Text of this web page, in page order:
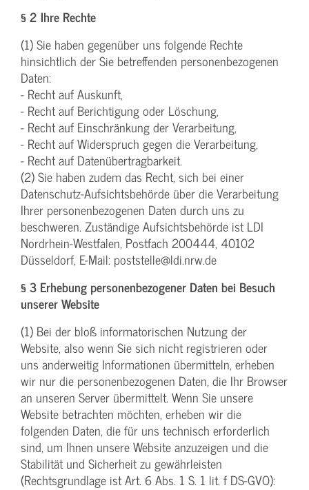
§ 2 Ihre Rechte
(1) Sie haben gegenüber uns folgende Rechte
hinsichtlich der Sie betreffenden personenbezogenen
Daten:
- Recht auf Auskunft,
- Recht auf Berichtigung oder Löschung,
- Recht auf Einschränkung der Verarbeitung,
- Recht auf Widerspruch gegen die Verarbeitung,
- Recht auf Datenübertragbarkeit.
(2) Sie haben zudem das Recht, sich bei einer
Datenschutz-Aufsichtsbehörde über die Verarbeitung
Ihrer personenbezogenen Daten durch uns zu
beschweren. Zuständige Aufsichtsbehörde ist LDI
Nordrhein-Westfalen, Postfach 200444, 40102
Düsseldorf, E-Mail: poststelle@ldi.nrw.de
§ 3 Erhebung personenbezogener Daten bei Besuch
unserer Website
(1) Bei der bloß informatorischen Nutzung der
Website, also wenn Sie sich nicht registrieren oder
uns anderweitig Informationen übermitteln, erheben
wir nur die personenbezogenen Daten, die Ihr Browser
an unseren Server übermittelt. Wenn Sie unsere
Website betrachten möchten, erheben wir die
folgenden Daten, die für uns technisch erforderlich
sind, um Ihnen unsere Website anzuzeigen und die
Stabilität und Sicherheit zu gewährleisten
(Rechtsgrundlage ist Art. 6 Abs. 1 S. 1 lit. f DS-GVO):